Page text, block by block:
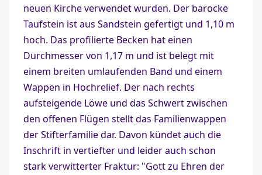
neuen Kirche verwendet wurden. Der barocke
Taufstein ist aus Sandstein gefertigt und 1,10 m
hoch. Das profilierte Becken hat einen
Durchmesser von 1,17 m und ist belegt mit
einem breiten umlaufenden Band und einem
Wappen in Hochrelief. Der nach rechts
aufsteigende Löwe und das Schwert zwischen
den offenen Flügen stellt das Familienwappen
der Stifterfamilie dar. Davon kündet auch die
Inschrift in vertiefter und leider auch schon
stark verwitterter Fraktur: "Gott zu Ehren der